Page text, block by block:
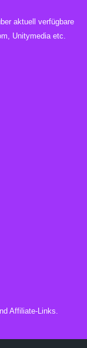
aktuell verfügbare
Unitymedia etc.
Affiliate-Links.